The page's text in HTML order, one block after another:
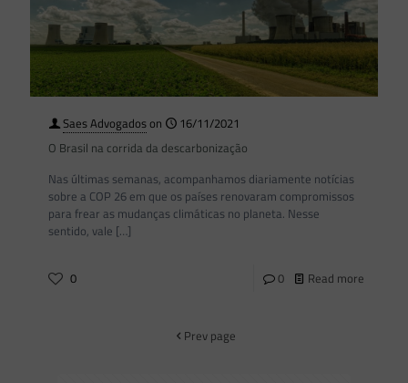
Saes Advogadoson
16/11/2021
O Brasil na corrida da descarbonização
Nas últimas semanas, acompanhamos diariamente notícias
sobre a COP 26 em que os países renovaram compromissos
para frear as mudanças climáticas no planeta. Nesse
sentido, vale […]
0 0 Read more
Prev page